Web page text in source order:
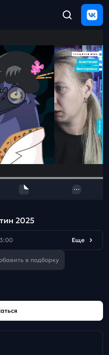
2025
Еще
в подборку